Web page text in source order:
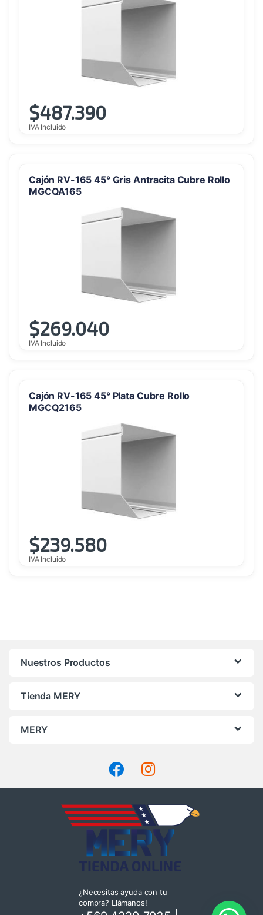
$487.390
IVA Incluido
Cajón RV-165 45° Gris Antracita Cubre Rollo
MGCQA165
$269.040
IVA Incluido
Cajón RV-165 45° Plata Cubre Rollo
MGCQ2165
$239.580
IVA Incluido
Nuestros Productos
Tienda MERY
MERY
¿Necesitas ayuda con tu
compra? Llámanos!